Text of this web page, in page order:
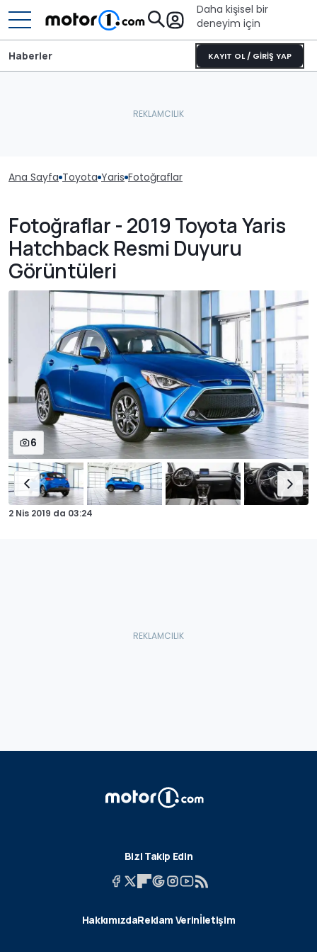
Daha kişisel bir
deneyim için
KAYIT OL / GİRİŞ YAP
Haberler
Ana Sayfa Toyota Yaris Fotoğraflar
Fotoğraflar - 2019 Toyota Yaris
Hatchback Resmi Duyuru
Görüntüleri
6
2 Nis 2019 da 03:24
Bizi Takip Edin
HakkımızdaReklam Verinİletişim